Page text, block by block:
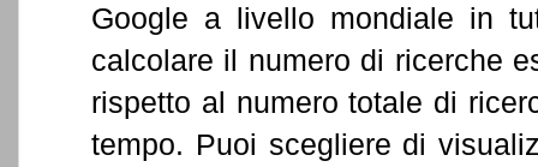
Google a livello mondiale in
calcolare il numero di ricerche
rispetto al numero totale di
tempo. Puoi scegliere di